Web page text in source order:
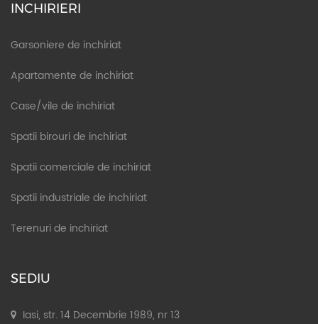
INCHIRIERI
Garsoniere de inchiriat
Apartamente de inchiriat
Case/vile de inchiriat
Spatii birouri de inchiriat
Spatii comerciale de inchiriat
Spatii industriale de inchiriat
Terenuri de inchiriat
SEDIU
Iasi, str. 14 Decembrie 1989, nr 13